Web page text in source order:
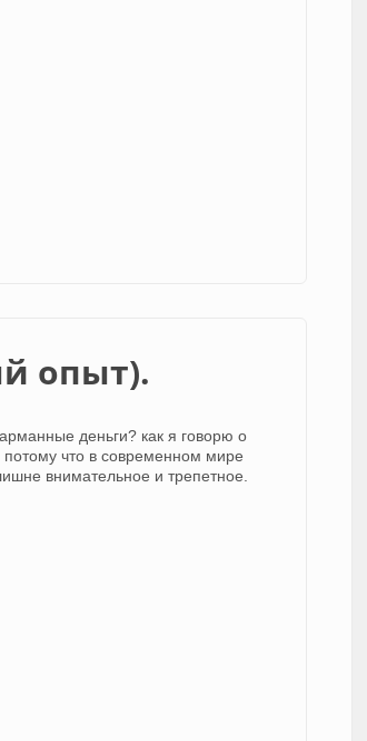
опыт).
деньги? как я говорю о
что в современном мире
внимательное и трепетное.